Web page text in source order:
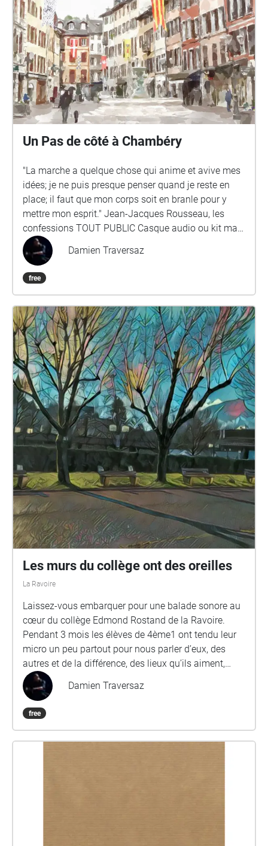
Un Pas de côté à Chambéry
"La marche a quelque chose qui anime et avive mes
idées; je ne puis presque penser quand je reste en
place; il faut que mon corps soit en branle pour y
mettre mon esprit." Jean-Jacques Rousseau, les
confessions TOUT PUBLIC Casque audio ou kit main
libre nécessaire. Cette balade vous propose de
(re)découvrir le centre ville de Chambéry, en musique.
Flâner dans la ville médiévale, faire un pas de côté
dans le réel, porter un regard musical sur ce qui nous
la musique baroque et la Microscophonie
(composition sonore microscopique, à partir des
sons enregistrés sur le terrain). Chaque son est
abordé comme une petite planète. En l'explorant au
microscope audio, apparaissent parfois de petites
merveilles sonores. Tout est extrait du son capturé
sur site. La musique complète le tableau, les lieux se
lient aux sonates de Domenico Scarlatti. Pianiste, je
les ai interprétées sur différents instruments selon le
timbre recherché. Ces délicates pièces ont chacune
leur propre paysage. Sous une apparence simple, se
cache une poésie sonore d'une grande finesse. La
balade peut se découvrir selon ses envies, dans le
sens que l'on souhaite ou en plusieurs fois. Une
attention particulière a été portée au parcours,
évitant au mieux les perturbations urbaines
(pollution sonore, circulation des véhicules...) Les
zones sont intégralement piétonnes afin que
l'auditeur se retrouve dans les conditions idéales.
Une certaine vigilance reste cependant nécessaire,
notamment si la balade se réalise en famille.
Damien Traversaz
free
Les murs du collège ont des oreilles
La Ravoire
Laissez-vous embarquer pour une balade sonore au
cœur du collège Edmond Rostand de la Ravoire.
Pendant 3 mois les élèves de 4ème1 ont tendu leur
micro un peu partout pour nous parler d’eux, des
autres et de la différence, des lieux qu’ils aiment,
mais aussi des profs et des cours… ouvrez grand vos
oreilles ! Merci aux personnes interviewées, Mathilde,
Damien, M. Chevassu, M. Lacondemine et au collège
Edmond Rostand. Projet réalisé dans le cadre du
Damien Traversaz
free